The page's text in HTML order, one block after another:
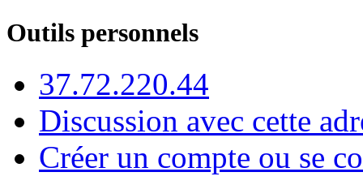
Outils personnels
37.72.220.44
Discussion avec cette
Créer un compte ou se